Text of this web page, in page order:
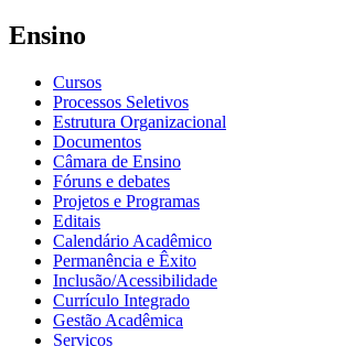
Ensino
Cursos
Processos Seletivos
Estrutura Organizacional
Documentos
Câmara de Ensino
Fóruns e debates
Projetos e Programas
Editais
Calendário Acadêmico
Permanência e Êxito
Inclusão/Acessibilidade
Currículo Integrado
Gestão Acadêmica
Serviços